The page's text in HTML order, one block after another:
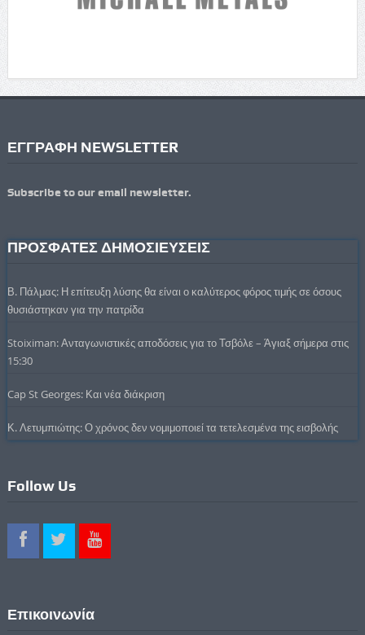
ΕΓΓΡΑΦΗ NEWSLETTER
Subscribe to our email newsletter.
ΠΡΟΣΦΑΤΕΣ ΔΗΜΟΣΙΕΥΣΕΙΣ
Β. Πάλμας: Η επίτευξη λύσης θα είναι ο καλύτερος φόρος τιμής σε όσους
θυσιάστηκαν για την πατρίδα
Stoiximan: Ανταγωνιστικές αποδόσεις για το Τσβόλε – Άγιαξ σήμερα στις
15:30
Cap St Georges: Και νέα διάκριση
Κ. Λετυμπιώτης: Ο χρόνος δεν νομιμοποιεί τα τετελεσμένα της εισβολής
Follow Us
Επικοινωνία